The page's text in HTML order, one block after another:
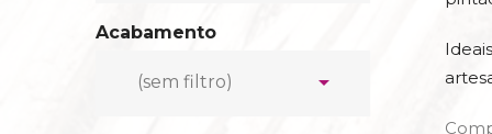
PERSONAJE PRINCIPAL
Acabamento
(sem filtro) 